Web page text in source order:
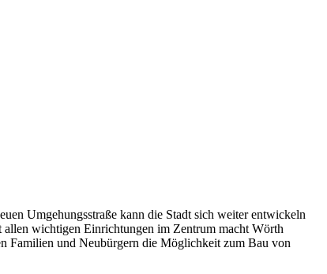
Umgehungsstraße kann die Stadt sich weiter entwickeln
wichtigen Einrichtungen im Zentrum macht Wörth
Familien und Neubürgern die Möglichkeit zum Bau von